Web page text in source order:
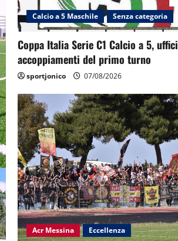
Calcio a 5 Maschile Senza categoria
Coppa Italia Serie C1 Calcio a 5,
accoppiamenti del primo turno
sportjonico 07/08/2026
Acr Messina Eccellenza